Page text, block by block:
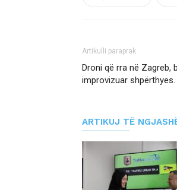
Artikulli paraprak
Droni që rra në Zagreb,
improvizuar shpërthyes.
ARTIKUJ TË